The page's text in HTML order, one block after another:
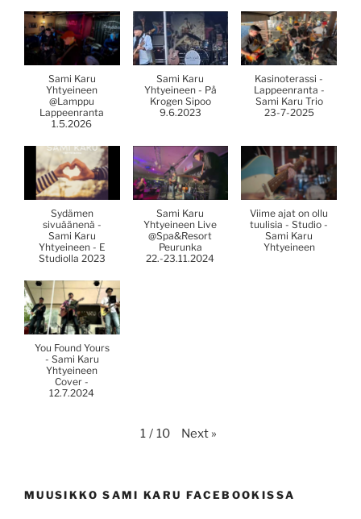
Sami Karu
Yhtyeineen
@Lamppu
Lappeenranta
1.5.2026
Sami Karu
Yhtyeineen - På
Krogen Sipoo
9.6.2023
Kasinoterassi -
Lappeenranta -
Sami Karu Trio
23-7-2025
Sydämen
sivuäänenä -
Sami Karu
Yhtyeineen - E
Studiolla 2023
Sami Karu
Yhtyeineen Live
@Spa&Resort
Peurunka
22.-23.11.2024
Viime ajat on ollu
tuulisia - Studio -
Sami Karu
Yhtyeineen
You Found Yours
- Sami Karu
Yhtyeineen
Cover -
12.7.2024
1 / 10 Next »
MUUSIKKO SAMI KARU FACEBOOKISSA